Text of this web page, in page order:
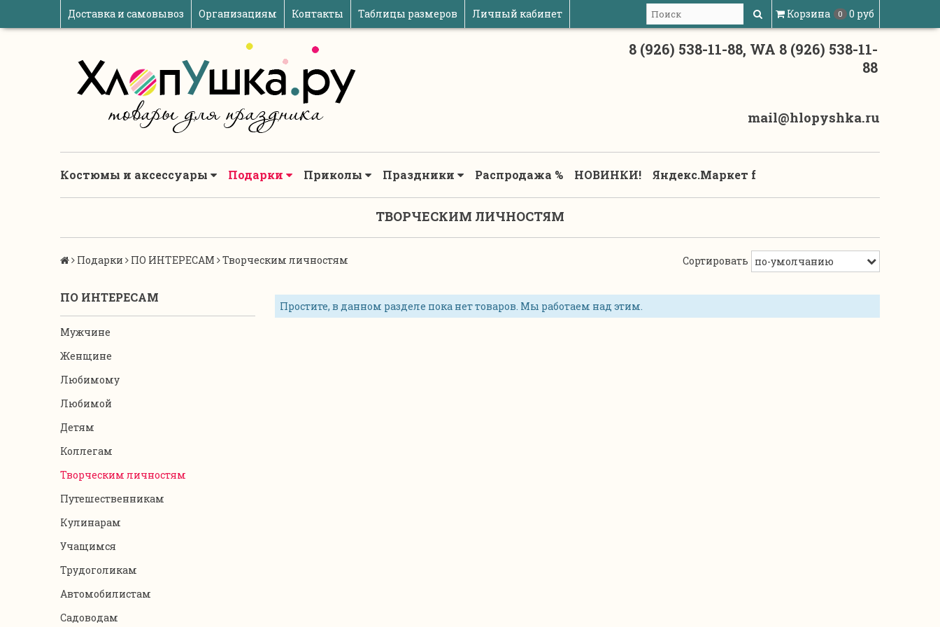
Доставка и самовывоз Организациям Контакты Таблицы размеров Личный кабинет Корзина 0 0 руб
8 (926) 538-11-88, WA 8 (926) 538-11-
88
mail@hlopyshka.ru
Костюмы и аксессуары Подарки Приколы Праздники Распродажа % НОВИНКИ! Яндекс.Маркет f
ТВОРЧЕСКИМ ЛИЧНОСТЯМ
Подарки ПО ИНТЕРЕСАМ Творческим личностям Сортировать
ПО ИНТЕРЕСАМ
Мужчине
Женщине
Любимому
Любимой
Детям
Коллегам
Творческим личностям
Путешественникам
Кулинарам
Учащимся
Трудоголикам
Автомобилистам
Садоводам
Простите, в данном разделе пока нет товаров. Мы работаем над этим.